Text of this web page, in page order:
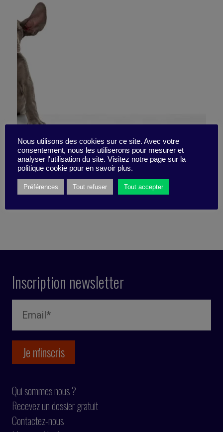
ÉCOUTEZ, à la fin !!!!
1 août 2022
Inscription newsletter
Qui sommes nous ?
Recevez un dossier gratuit
Contactez-nous
Nous utilisons des cookies sur ce site. Avec votre
consentement, nous les utiliserons pour mesurer et
analyser l'utilisation du site. Visitez notre page sur la
politique cookie pour en savoir plus.
Préférences Tout refuser Tout accepter